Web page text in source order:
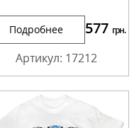
Подробнее 577 грн.
Артикул: 17212